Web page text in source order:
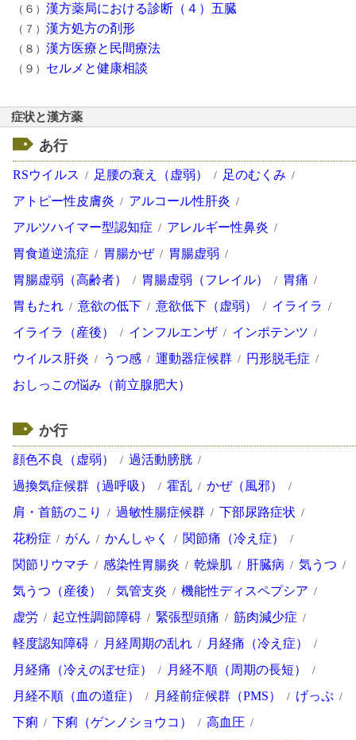
（６） 漢方薬局における診断（４）五臓
（７） 漢方処方の剤形
（８） 漢方医療と民間療法
（９） セルメと健康相談
症状と漢方薬
あ行
RSウイルス 足腰の衰え（虚弱）
足のむくみ
アトピー性皮膚炎
アルコール性肝炎
アルツハイマー型認知症
アレルギー性鼻炎
胃食道逆流症
胃腸かぜ
胃腸虚弱
胃腸虚弱（高齢者）
胃腸虚弱（フレイル）
胃痛
胃もたれ
意欲の低下 意欲低下（虚弱）
イライラ
イライラ（産後）
インフルエンザ
インポテンツ
ウイルス肝炎
うつ感 運動器症候群
円形脱毛症
おしっこの悩み（前立腺肥大）
か行
顔色不良（虚弱）
過活動膀胱
過換気症候群（過呼吸）
霍乱
かぜ（風邪）
肩・首筋のこり
過敏性腸症候群
下部尿路症状
花粉症
がん かんしゃく
関節痛（冷え症）
関節リウマチ
感染性胃腸炎 乾燥肌 肝臓病
気うつ
気うつ（産後）
気管支炎
機能性ディスペプシア
虚労
起立性調節障碍 緊張型頭痛
筋肉減少症
軽度認知障碍
月経周期の乱れ
月経痛（冷え症）
月経痛（冷えのぼせ症）
月経不順（周期の長短）
月経不順（血の道症）
月経前症候群（PMS）
げっぷ
下痢
下痢（ゲンノショウコ）
高血圧